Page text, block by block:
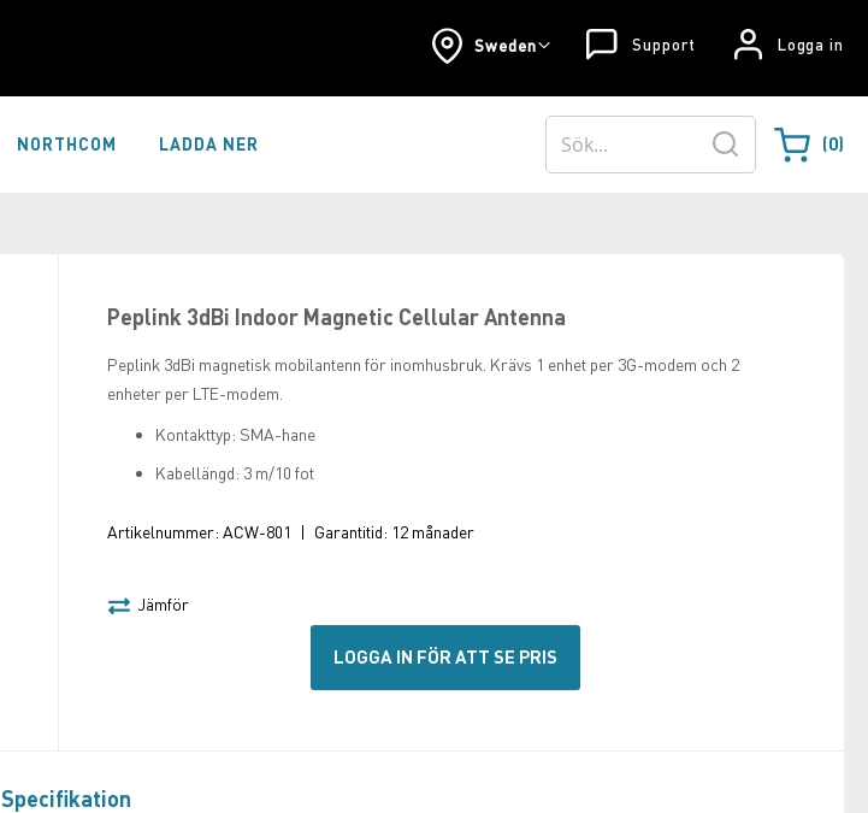
Logga in
Support
Sweden
NORTHCOM LADDA NER Varukorgen
0
Sök
Peplink 3dBi Indoor Magnetic Cellular Antenna
Peplink 3dBi magnetisk mobilantenn för inomhusbruk. Krävs 1 enhet per 3G-modem och 2
enheter per LTE-modem.
Kontakttyp: SMA-hane
Kabellängd: 3 m/10 fot
Artikelnummer: ACW-801 | Garantitid: 12 månader
Jämför
LOGGA IN FÖR ATT SE PRIS
Specifikation